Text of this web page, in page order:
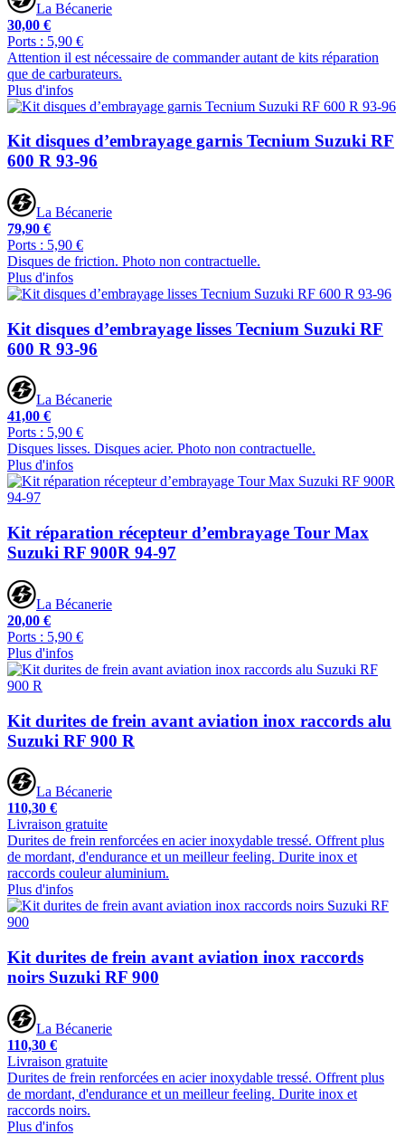
La Bécanerie
30,00 €
Ports : 5,90 €
Attention il est nécessaire de commander autant de kits réparation
que de carburateurs.
Plus d'infos
Kit disques d’embrayage garnis Tecnium Suzuki RF
600 R 93-96
La Bécanerie
79,90 €
Ports : 5,90 €
Disques de friction. Photo non contractuelle.
Plus d'infos
Kit disques d’embrayage lisses Tecnium Suzuki RF
600 R 93-96
La Bécanerie
41,00 €
Ports : 5,90 €
Disques lisses. Disques acier. Photo non contractuelle.
Plus d'infos
Kit réparation récepteur d’embrayage Tour Max
Suzuki RF 900R 94-97
La Bécanerie
20,00 €
Ports : 5,90 €
Plus d'infos
Kit durites de frein avant aviation inox raccords alu
Suzuki RF 900 R
La Bécanerie
110,30 €
Livraison gratuite
Durites de frein renforcées en acier inoxydable tressé. Offrent plus
de mordant, d'endurance et un meilleur feeling. Durite inox et
raccords couleur aluminium.
Plus d'infos
Kit durites de frein avant aviation inox raccords
noirs Suzuki RF 900
La Bécanerie
110,30 €
Livraison gratuite
Durites de frein renforcées en acier inoxydable tressé. Offrent plus
de mordant, d'endurance et un meilleur feeling. Durite inox et
raccords noirs.
Plus d'infos